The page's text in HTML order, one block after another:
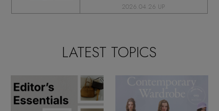
2026.04.26 UP
LATEST TOPICS